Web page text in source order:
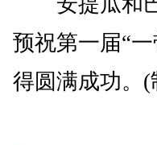
预祝第一届“
得圆满成功。(